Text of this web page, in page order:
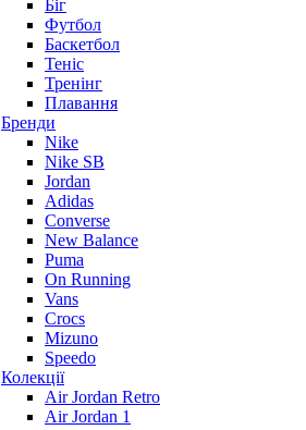
Біг
Футбол
Баскетбол
Теніс
Тренінг
Плавання
Бренди
Nike
Nike SB
Jordan
Adidas
Converse
New Balance
Puma
On Running
Vans
Crocs
Mizuno
Speedo
Колекції
Air Jordan Retro
Air Jordan 1